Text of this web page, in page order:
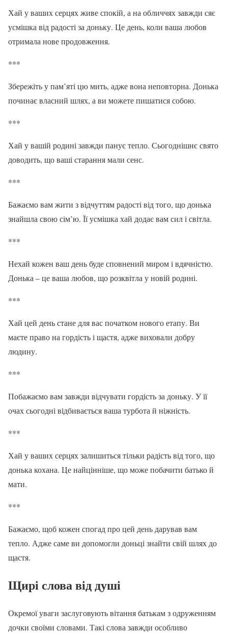
Хай у ваших серцях живе спокій, а на обличчях завжди сяє
усмішка від радості за доньку. Це день, коли ваша любов
отримала нове продовження.
***
Збережіть у пам’яті цю мить, адже вона неповторна. Донька
починає власний шлях, а ви можете пишатися собою.
***
Хай у вашій родині завжди панує тепло. Сьогоднішнє свято
доводить, що ваші старання мали сенс.
***
Бажаємо вам жити з відчуттям радості від того, що донька
знайшла свою сім’ю. Її усмішка хай додає вам сил і світла.
***
Нехай кожен ваш день буде сповнений миром і вдячністю.
Донька – це ваша любов, що розквітла у новій родині.
***
Хай цей день стане для вас початком нового етапу. Ви
маєте право на гордість і щастя, адже виховали добру
людину.
***
Побажаємо вам завжди відчувати гордість за доньку. У її
очах сьогодні відбивається ваша турбота й ніжність.
***
Хай у ваших серцях залишиться тільки радість від того, що
донька кохана. Це найцінніше, що може побачити батько й
мати.
***
Бажаємо, щоб кожен спогад про цей день дарував вам
тепло. Адже саме ви допомогли доньці знайти свій шлях до
щастя.
Щирі слова від душі
Окремої уваги заслуговують вітання батькам з одруженням
дочки своїми словами. Такі слова завжди особливо